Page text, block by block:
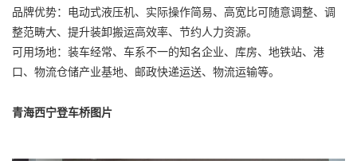
品牌优势：电动式液压机、实际操作简易、高宽比可随意调整、调
整范畴大、提升装卸搬运高效率、节约人力资源。
可用场地：装车经常、车系不一的知名企业、库房、地铁站、港
口、物流仓储产业基地、邮政快递运送、物流运输等。
青海西宁登车桥图片